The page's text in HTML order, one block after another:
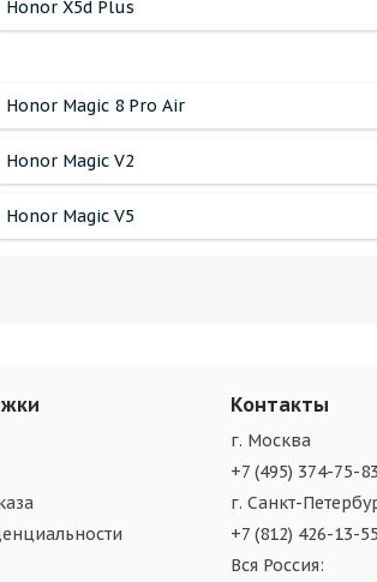
Honor X5d Plus
Honor Magic 8 Pro Air
Honor Magic V2
Honor Magic V5
Контакты
г. Москва
+7 (495) 374-75-83
г. Санкт-
+7 (812) 426-13-55
Вся Россия: